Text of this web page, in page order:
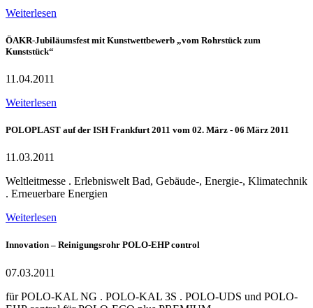
Weiterlesen
ÖAKR-Jubiläumsfest mit Kunstwettbewerb „vom Rohrstück zum
Kunststück“
11.04.2011
Weiterlesen
POLOPLAST auf der ISH Frankfurt 2011 vom 02. März - 06 März 2011
11.03.2011
Weltleitmesse . Erlebniswelt Bad, Gebäude-, Energie-, Klimatechnik
. Erneuerbare Energien
Weiterlesen
Innovation – Reinigungsrohr POLO-EHP control
07.03.2011
für POLO-KAL NG . POLO-KAL 3S . POLO-UDS und POLO-